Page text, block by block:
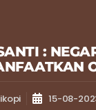
:
15-08-